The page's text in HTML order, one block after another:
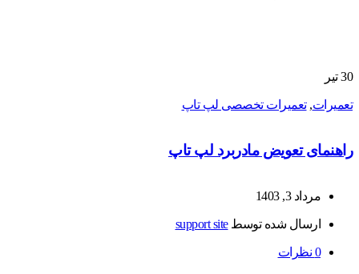
30 تیر
تعمیرات,تعمیرات تخصصی لپ تاپ
راهنمای تعویض مادربرد لپ تاپ
مرداد 3, 1403
ارسال شده توسطsupport site
0 نظرات